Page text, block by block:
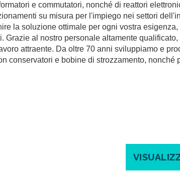
e commutatori, nonché di reattori
su misura per l'impiego nei settori
la soluzione ottimale per ogni vostra
Grazie al nostro personale altamente
attraente. Da oltre 70 anni sviluppiamo e
conservatori e bobine di strozzamento,